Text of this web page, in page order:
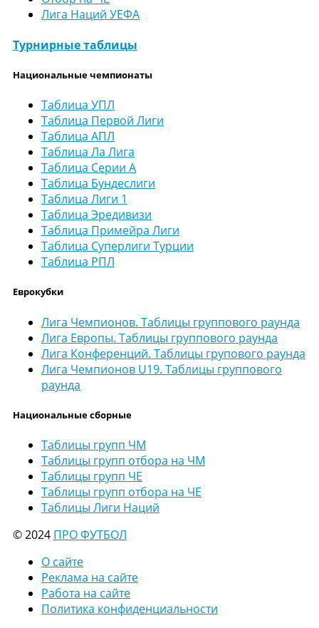
Лига Наций УЕФА
Турнирные таблицы
Национальные чемпионаты
Таблица УПЛ
Таблица Первой Лиги
Таблица АПЛ
Таблица Ла Лига
Таблица Серии А
Таблица Бундеслиги
Таблица Лиги 1
Таблица Эредивизи
Таблица Примейра Лиги
Таблица Суперлиги Турции
Таблица РПЛ
Еврокубки
Лига Чемпионов. Таблицы группового раунда
Лига Европы. Таблицы группового раунда
Лига Конференций. Таблицы групового раунда
Лига Чемпионов U19. Таблицы группового
раунда
Национальные сборные
Таблицы групп ЧМ
Таблицы групп отбора на ЧМ
Таблицы групп ЧЕ
Таблицы групп отбора на ЧЕ
Таблицы Лиги Наций
© 2024 ПРО ФУТБОЛ
О сайте
Реклама на сайте
Работа на сайте
Политика конфиденциальности